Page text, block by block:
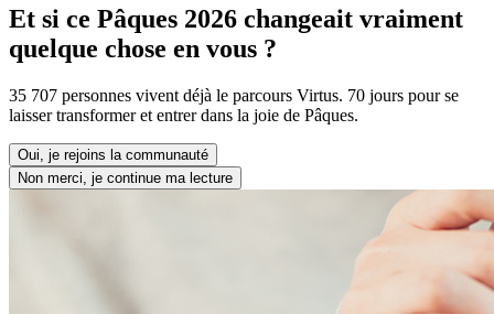
Et si ce Pâques 2026 changeait vraiment
quelque chose en vous ?
35 707 personnes vivent déjà le parcours Virtus. 70 jours pour se
laisser transformer et entrer dans la joie de Pâques.
Oui, je rejoins la communauté
Non merci, je continue ma lecture